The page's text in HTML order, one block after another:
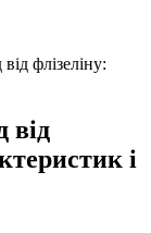
флізеліну:
вiд
і